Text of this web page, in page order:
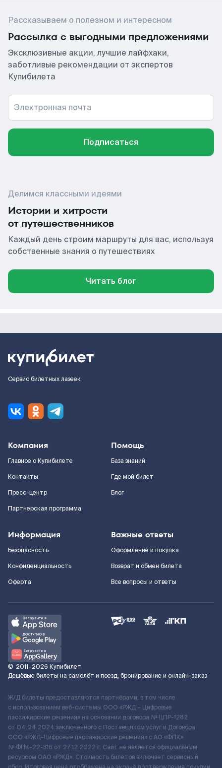
Рассказываем о полезном и интересном
Рассылка с выгодными предложениями
Эксклюзивные акции, лучшие лайфхаки,
заботливые рекомендации от экспертов
Купибилета
Электронная почта
Подписаться
Делимся классными идеями
Истории и хитрости
от путешественников
Каждый день строим маршруты для вас, используя
собственные знания о путешествиях
Читать блог
Сервис билетных лазеек
Компания
Главное о Купибилете
Контакты
Пресс-центр
Партнерская программа
Помощь
База знаний
Где мой билет
Блог
Информация
Безопасность
Конфиденциальность
Оферта
Важные ответы
Оформление и покупка
Возврат и обмен билета
Все вопросы и ответы
© 2011–2026 Купибилет
Дешёвые билеты на самолёт и поезд, бронирование и онлайн-заказ
Ж/Д билеты предоставляются партнёрами, в том числе
с использованием веб-системы ООО «РЖД – Цифровые
пассажирские решения» на основании договора № ЦПР-1282
от 04.04.2024 заключенного с Поставщиком услуг и Договора
ООО «РЖД-Цифровые пассажирские решения» c АО «ФПК»
№ ФПК-22-316 от 27.12.2022 г. Сайт не является официальным
ресурсом ОАО «РЖД». Стоимость билетов включает сервисный